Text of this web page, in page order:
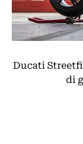
Ducati
di